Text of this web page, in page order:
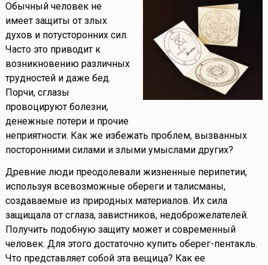
Обычный человек не
имеет защиты от злых
духов и потусторонних сил.
Часто это приводит к
возникновению различных
трудностей и даже бед.
Порчи, сглазы
провоцируют болезни,
денежные потери и прочие
неприятности. Как же избежать проблем, вызванных
посторонними силами и злыми умыслами других?
Древние люди преодолевали жизненные перипетии,
используя всевозможные обереги и талисманы,
создаваемые из природных материалов. Их сила
защищала от сглаза, завистников, недоброжелателей.
Получить подобную защиту может и современный
человек. Для этого достаточно купить оберег-пентакль.
Что представляет собой эта вещица? Как ее